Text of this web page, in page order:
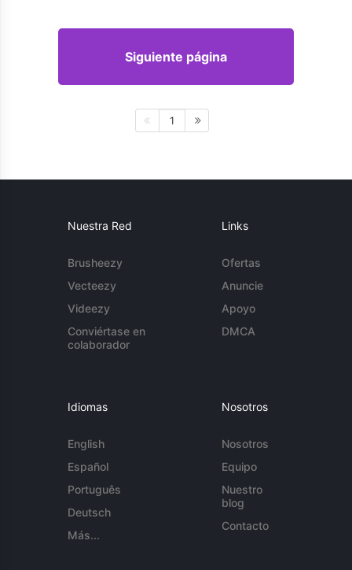
Siguiente página
1
Nuestra Red
Brusheezy
Vecteezy
Videezy
Conviértase en
colaborador
Links
Ofertas
Anuncie
Apoyo
DMCA
Idiomas
English
Español
Português
Deutsch
Más...
Nosotros
Nosotros
Equipo
Nuestro
blog
Contacto